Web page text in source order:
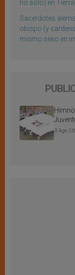
no sólo) en
Sacerdotes
obispo (y
mismo sexo en
3 Ago